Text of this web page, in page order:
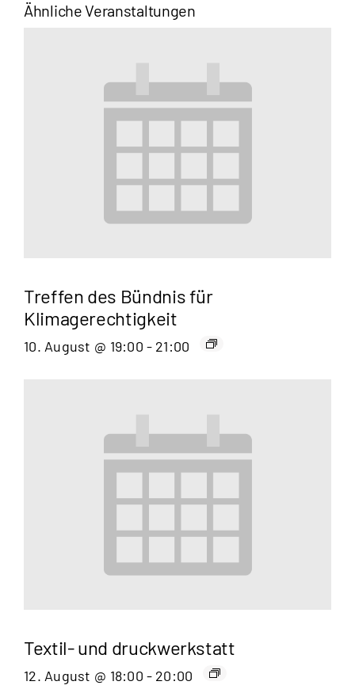
Ähnliche Veranstaltungen
Treffen des Bündnis für
Klimagerechtigkeit
10. August @ 19:00 - 21:00
Textil- und druckwerkstatt
12. August @ 18:00 - 20:00